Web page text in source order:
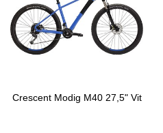
Crescent Modig M40 27,5" Vit